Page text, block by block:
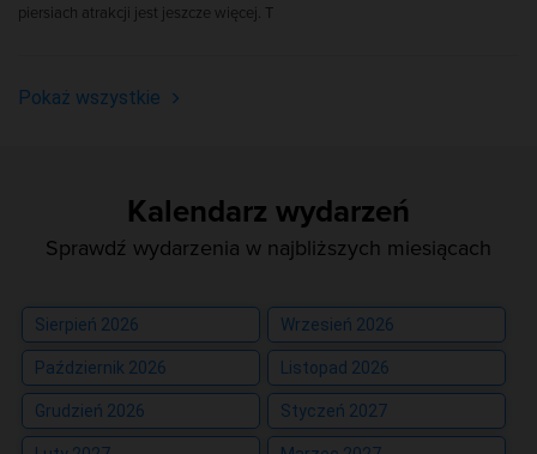
piersiach atrakcji jest jeszcze więcej. T
Pokaż wszystkie
Kalendarz wydarzeń
Sprawdź wydarzenia w najbliższych miesiącach
Sierpień 2026 Wrzesień 2026
Październik 2026 Listopad 2026
Grudzień 2026 Styczeń 2027